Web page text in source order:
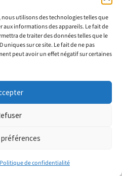
utilisons des technologies telles que
aux informations des appareils. Le fait de
de traiter des données telles que le
sur ce site. Le fait de ne pas
peut avoir un effet négatif sur certaines
préférences
Politique de confidentialité